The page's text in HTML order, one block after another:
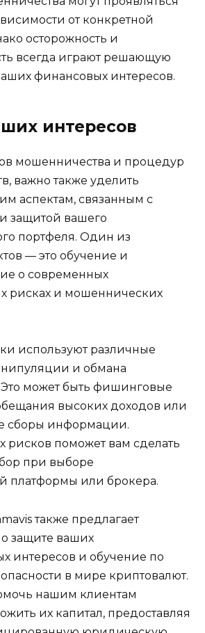
от конкретной
осторожность и
всегда играют решающую
финансовых интересов.
интересов
мошенничества и процедур
важно также уделить
аспектам, связанным с
защитой вашего
портфеля. Один из
— это обучение и
о современных
рисках и мошеннических
используют различные
и обмана
Это может быть фишинговые
высоких доходов или
сборы информации.
рисков поможет вам сделать
при выборе
платформы или брокера.
также предлагает
защите ваших
интересов и обучение по
в мире криптовалют.
нашим клиентам
их капитал, предоставляя